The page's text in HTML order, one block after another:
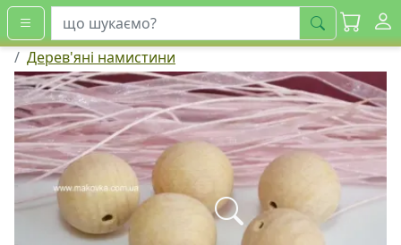
шукати
Дерев'яні намистини